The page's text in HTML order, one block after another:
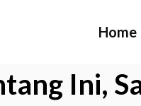
Home
Ini,